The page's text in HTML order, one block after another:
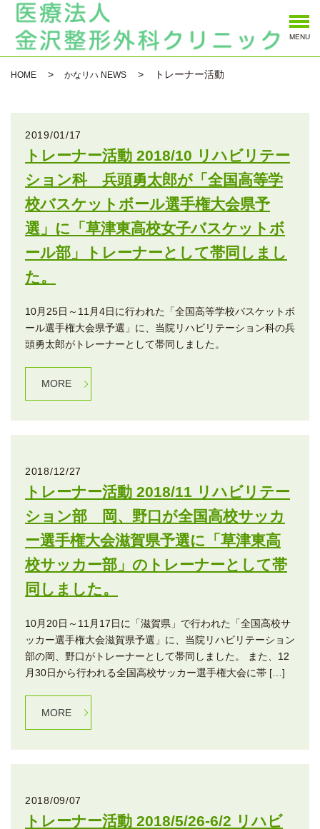
MENU
HOME かなリハ NEWS トレーナー活動
2019/01/17
トレーナー活動 2018/10 リハビリテー
ション科 兵頭勇太郎が「全国高等学
校バスケットボール選手権大会県予
選」に「草津東高校女子バスケットボ
ール部」トレーナーとして帯同しまし
た。
10月25日～11月4日に行われた「全国高等学校バスケットボ
ール選手権大会県予選」に、当院リハビリテーション科の兵
頭勇太郎がトレーナーとして帯同しました。
MORE
2018/12/27
トレーナー活動 2018/11 リハビリテー
ション部 岡、野口が全国高校サッカ
ー選手権大会滋賀県予選に「草津東高
校サッカー部」のトレーナーとして帯
同しました。
10月20日～11月17日に「滋賀県」で行われた「全国高校サ
ッカー選手権大会滋賀県予選」に、当院リハビリテーション
部の岡、野口がトレーナーとして帯同しました。 また、12
月30日から行われる全国高校サッカー選手権大会に帯 […]
MORE
2018/09/07
トレーナー活動 2018/5/26-6/2 リハビ